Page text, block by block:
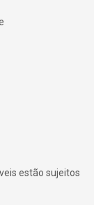
estão sujeitos